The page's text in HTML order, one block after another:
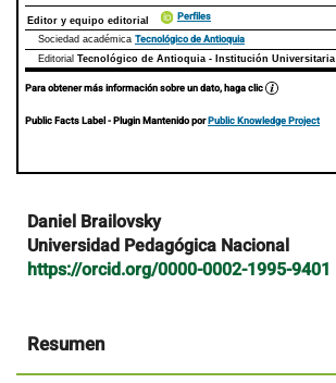
Editor y equipo editorial Perfiles
Sociedad académica Tecnológico de Antioquia
Editorial Tecnológico de Antioquia - Institución Universitaria
Para obtener más información sobre un dato, haga clic
Public Facts Label- Plugin Mantenido porPublic Knowledge Project
Contenido
principal
del
artículo
Daniel Brailovsky
Universidad Pedagógica Nacional
https://orcid.org/0000-0002-1995-9401
Resumen